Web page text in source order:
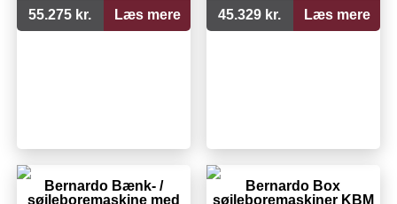
55.275 kr. Læs mere
45.329 kr.
Læs mere
Bernardo Bænk- /
søjleboremaskine med
Bernardo Box
søjleboremaskiner KBM